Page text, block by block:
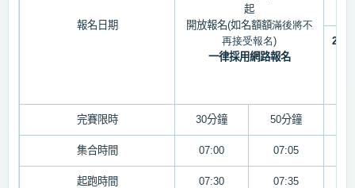
報名日期
起
開放報名(如名額額滿後將不
再接受報名)
一律採用網路報名
2026
完賽限時 30分鐘 50分鐘
集合時間 07:00 07:05
起跑時間 07:30 07:35